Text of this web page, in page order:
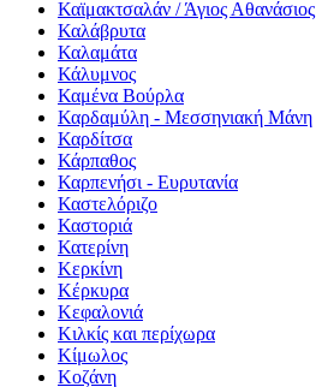
Καϊμακτσαλάν / Άγιος Αθανάσιος
Καλάβρυτα
Καλαμάτα
Κάλυμνος
Καμένα Βούρλα
Καρδαμύλη - Μεσσηνιακή Μάνη
Καρδίτσα
Κάρπαθος
Καρπενήσι - Ευρυτανία
Καστελόριζο
Καστοριά
Κατερίνη
Κερκίνη
Κέρκυρα
Κεφαλονιά
Κιλκίς και περίχωρα
Κίμωλος
Κοζάνη